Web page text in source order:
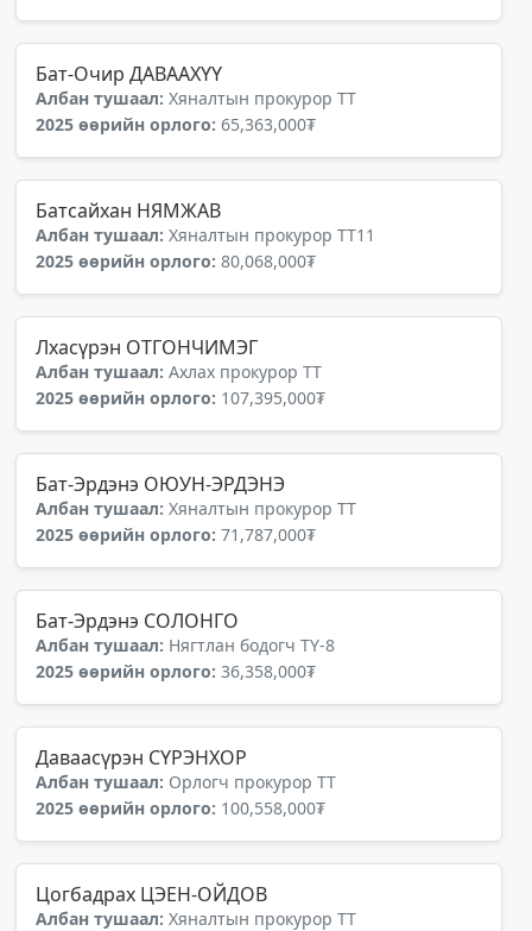
Бат-Очир ДАВААХҮҮ
Албан тушаал: Хяналтын прокурор ТТ
2025 өөрийн орлого: 65,363,000₮
Батсайхан НЯМЖАВ
Албан тушаал: Хяналтын прокурор ТТ11
2025 өөрийн орлого: 80,068,000₮
Лхасүрэн ОТГОНЧИМЭГ
Албан тушаал: Ахлах прокурор ТТ
2025 өөрийн орлого: 107,395,000₮
Бат-Эрдэнэ ОЮУН-ЭРДЭНЭ
Албан тушаал: Хяналтын прокурор ТТ
2025 өөрийн орлого: 71,787,000₮
Бат-Эрдэнэ СОЛОНГО
Албан тушаал: Нягтлан бодогч ТҮ-8
2025 өөрийн орлого: 36,358,000₮
Даваасүрэн СҮРЭНХОР
Албан тушаал: Орлогч прокурор ТТ
2025 өөрийн орлого: 100,558,000₮
Цогбадрах ЦЭЕН-ОЙДОВ
Албан тушаал: Хяналтын прокурор ТТ